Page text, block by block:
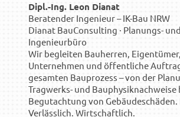
Dipl.-Ing. Leon Dianat
Beratender Ingenieur – IK-Bau NRW
Dianat BauConsulting · Planungs- und
Ingenieurbüro
Wir begleiten Bauherren, Eigentümer,
Unternehmen und öffentliche
gesamten Bauprozess – von der
Tragwerks- und Bauphysiknachweise
Begutachtung von Gebäudeschäden.
Verlässlich. Wirtschaftlich.